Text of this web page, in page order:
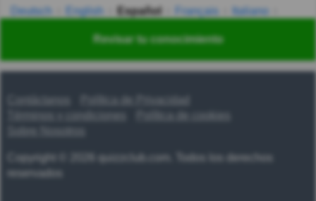
Revisar tu conocimiento
Deutsch English Español Français
Italiano
Українська हिन्दी 한국어 汉语
Contáctanos
Política de Privacidad
Términos y condiciones
Copyright © 2026 quizzclub.com. Todos los derechos
reservados